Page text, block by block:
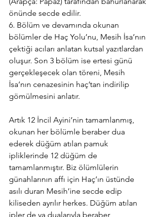
önünde secde edilir.
6. Bölüm ve devamında okunan
bölümler de Haç Yolu’nu, Mesih İsa’nın
çektiği acıları anlatan kutsal yazıtlardan
oluşur. Son 3 bölüm ise ertesi günü
gerçekleşecek olan töreni, Mesih
İsa’nın cenazesinin haç’tan indirilip
gömülmesini anlatır.
Artık 12 İncil Ayini’nin tamamlanmış,
okunan her bölümle beraber dua
ederek düğüm atılan pamuk
ipliklerinde 12 düğüm de
tamamlanmıştır. Biz ölümlülerin
günahlarının affı için Haç’ın üstünde
asılı duran Mesih’ine secde edip
kiliseden ayrılır herkes. Düğüm atılan
ipler de ya dualarıyla beraber